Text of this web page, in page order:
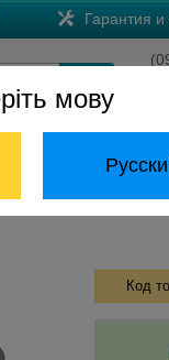
мову
Гарантия и
(068) 824-24-24
Код